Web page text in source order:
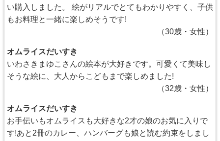
い購入しました。 絵がリアルでとてもわかりやすく、子供
もお料理と一緒に楽しめそうです!
（30歳・女性）
オムライスだいすき
いわさきまゆこさんの絵本が大好きです。可愛くて美味し
そうな絵に、大人からこどもまで楽しめました!
（32歳・女性）
オムライスだいすき
お手伝いもオムライスも大好きな2才の娘のお気に入りで
す!あと2冊のカレー、ハンバーグも娘と読む約束をしまし